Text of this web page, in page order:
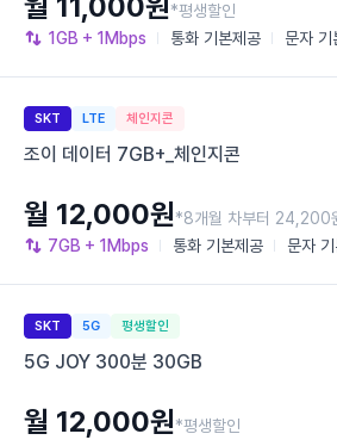
1GB + 1Mbps 통화 기본제공 문자 기
*평생할인
SKT LTE 체인지콘
조이 데이터 7GB+_체인지콘
7GB + 1Mbps 통화 기본제공 문자
월 12,000원*8개월 차부터 24,200
SKT 5G 평생할인
5G JOY 300분 30GB
월 12,000원*평생할인